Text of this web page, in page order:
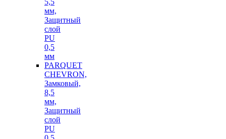
5,5
мм,
Защитный
слой
PU
0,5
мм
PARQUET
CHEVRON,
Замковый,
8,5
мм,
Защитный
слой
PU